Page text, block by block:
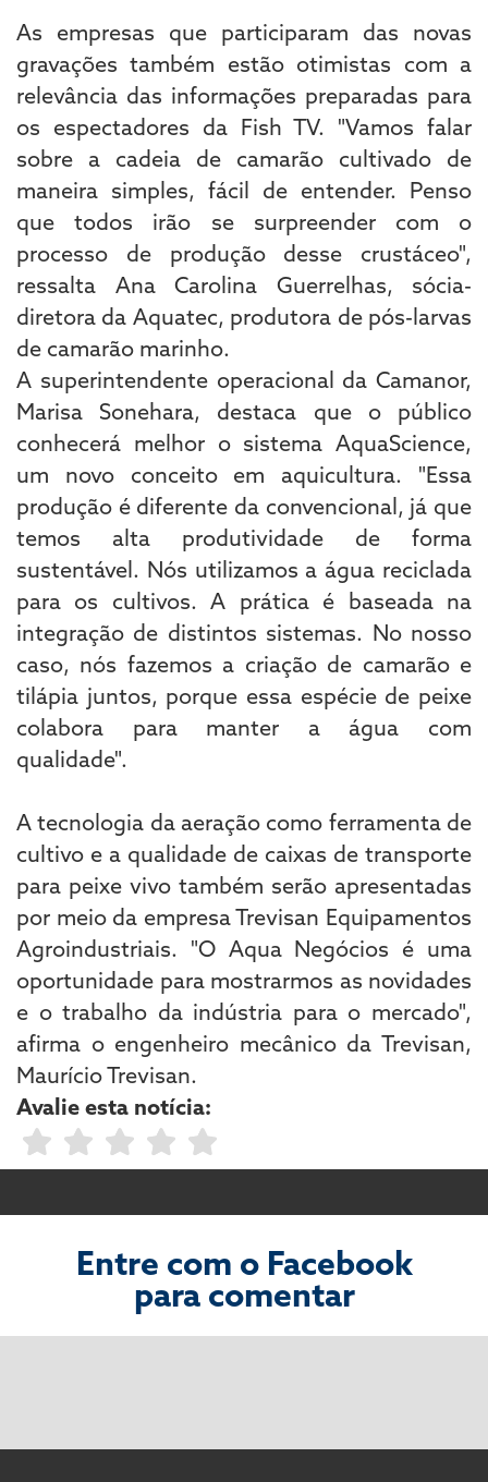
As empresas que participaram das novas
gravações também estão otimistas com a
relevância das informações preparadas para
os espectadores da Fish TV. "Vamos falar
sobre a cadeia de camarão cultivado de
maneira simples, fácil de entender. Penso
que todos irão se surpreender com o
processo de produção desse crustáceo",
ressalta Ana Carolina Guerrelhas, sócia-
diretora da Aquatec, produtora de pós-larvas
de camarão marinho.
A superintendente operacional da Camanor,
Marisa Sonehara, destaca que o público
conhecerá melhor o sistema AquaScience,
um novo conceito em aquicultura. "Essa
produção é diferente da convencional, já que
temos alta produtividade de forma
sustentável. Nós utilizamos a água reciclada
para os cultivos. A prática é baseada na
integração de distintos sistemas. No nosso
caso, nós fazemos a criação de camarão e
tilápia juntos, porque essa espécie de peixe
colabora para manter a água com
qualidade".
A tecnologia da aeração como ferramenta de
cultivo e a qualidade de caixas de transporte
para peixe vivo também serão apresentadas
por meio da empresa Trevisan Equipamentos
Agroindustriais. "O Aqua Negócios é uma
oportunidade para mostrarmos as novidades
e o trabalho da indústria para o mercado",
afirma o engenheiro mecânico da Trevisan,
Maurício Trevisan.
Avalie esta notícia:
Entre com o Facebook
para comentar